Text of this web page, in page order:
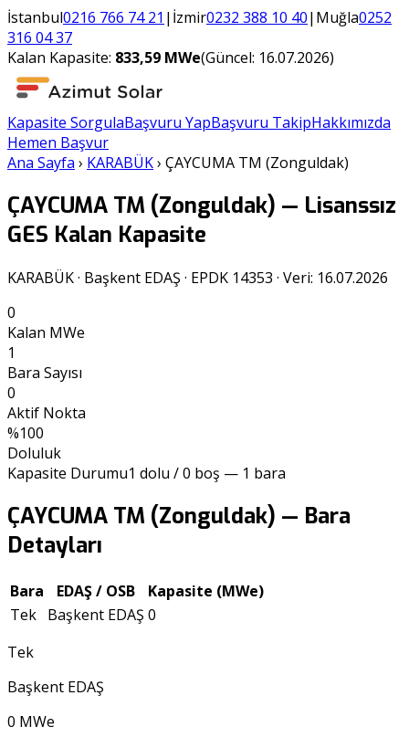
İstanbul0216 766 74 21 | İzmir0232 388 10 40| Muğla0252
316 04 37
Kalan Kapasite: 833,59 MWe(Güncel: 16.07.2026)
Kapasite SorgulaBaşvuru YapBaşvuru TakipHakkımızda
Hemen Başvur
Ana Sayfa › KARABÜK› ÇAYCUMA TM (Zonguldak)
ÇAYCUMA TM (Zonguldak) — Lisanssız
GES Kalan Kapasite
KARABÜK· Başkent EDAŞ · EPDK 14353 · Veri: 16.07.2026
0
Kalan MWe
1
Bara Sayısı
0
Aktif Nokta
%100
Doluluk
Kapasite Durumu1 dolu /0 boş — 1 bara
ÇAYCUMA TM (Zonguldak) — Bara
Detayları
Bara EDAŞ / OSB
Kapasite (MWe)
Tek Başkent EDAŞ 0
Tek
Başkent EDAŞ
0 MWe